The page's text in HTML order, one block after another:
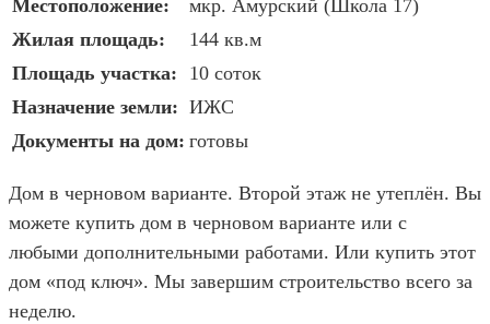
Местоположение:
мкр. Амурский (Школа 17)
Жилая площадь:
144 кв.м
Площадь участка:
10 соток
Назначение земли: ИЖС
Документы на дом: готовы
Дом в черновом варианте. Второй этаж не утеплён. Вы
можете купить дом в черновом варианте или с
любыми дополнительными работами. Или купить этот
дом «под ключ». Мы завершим строительство всего за
неделю.